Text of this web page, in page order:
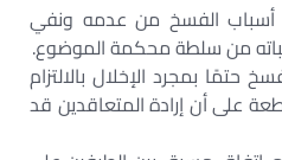
أسباب الفسخ من عدمه ونفي
من سلطة محكمة الموضوع.
حتمًا بمجرد الإخلال بالالتزام
على أن إرادة المتعاقدين قد